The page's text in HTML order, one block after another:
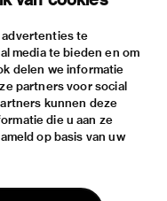
advertenties te
media te bieden en om
delen we informatie
partners voor social
kunnen deze
die u aan ze
op basis van uw